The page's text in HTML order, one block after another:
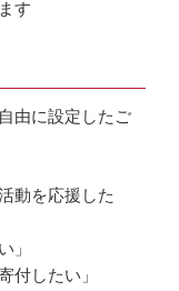
す
由に設定したご
動を応援した
」
付したい」